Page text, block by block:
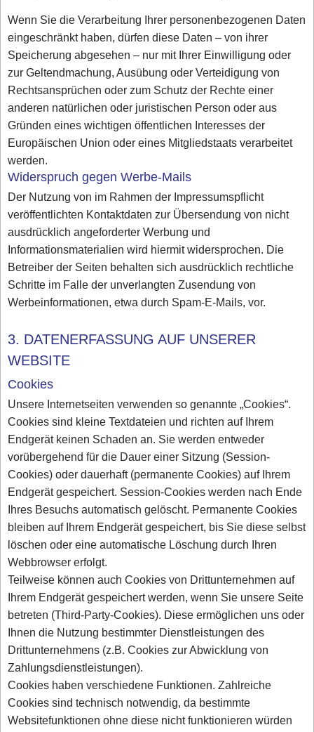
Wenn Sie die Verarbeitung Ihrer personenbezogenen Daten
eingeschränkt haben, dürfen diese Daten – von ihrer
Speicherung abgesehen – nur mit Ihrer Einwilligung oder
zur Geltendmachung, Ausübung oder Verteidigung von
Rechtsansprüchen oder zum Schutz der Rechte einer
anderen natürlichen oder juristischen Person oder aus
Gründen eines wichtigen öffentlichen Interesses der
Europäischen Union oder eines Mitgliedstaats verarbeitet
werden.
Widerspruch gegen Werbe-Mails
Der Nutzung von im Rahmen der Impressumspflicht
veröffentlichten Kontaktdaten zur Übersendung von nicht
ausdrücklich angeforderter Werbung und
Informationsmaterialien wird hiermit widersprochen. Die
Betreiber der Seiten behalten sich ausdrücklich rechtliche
Schritte im Falle der unverlangten Zusendung von
Werbeinformationen, etwa durch Spam-E-Mails, vor.
3. DATENERFASSUNG AUF UNSERER
WEBSITE
Cookies
Unsere Internetseiten verwenden so genannte „Cookies“.
Cookies sind kleine Textdateien und richten auf Ihrem
Endgerät keinen Schaden an. Sie werden entweder
vorübergehend für die Dauer einer Sitzung (Session-
Cookies) oder dauerhaft (permanente Cookies) auf Ihrem
Endgerät gespeichert. Session-Cookies werden nach Ende
Ihres Besuchs automatisch gelöscht. Permanente Cookies
bleiben auf Ihrem Endgerät gespeichert, bis Sie diese selbst
löschen oder eine automatische Löschung durch Ihren
Webbrowser erfolgt.
Teilweise können auch Cookies von Drittunternehmen auf
Ihrem Endgerät gespeichert werden, wenn Sie unsere Seite
betreten (Third-Party-Cookies). Diese ermöglichen uns oder
Ihnen die Nutzung bestimmter Dienstleistungen des
Drittunternehmens (z.B. Cookies zur Abwicklung von
Zahlungsdienstleistungen).
Cookies haben verschiedene Funktionen. Zahlreiche
Cookies sind technisch notwendig, da bestimmte
Websitefunktionen ohne diese nicht funktionieren würden